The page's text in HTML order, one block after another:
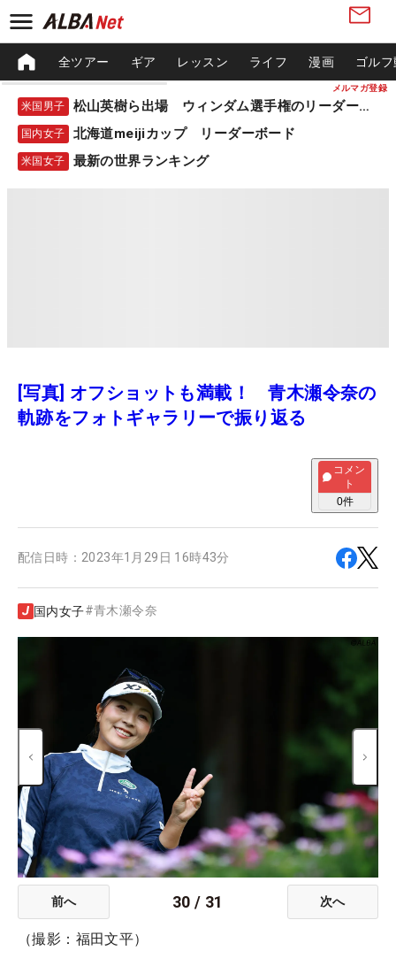
メルマガ登録
全ツアー ギア レッスン ライフ 漫画 ゴル
米国男子 松山英樹ら出場 ウィンダム選手権のリーダーボード
国内女子 北海道meijiカップ リーダーボード
米国女子 最新の世界ランキング
[写真] オフショットも満載！ 青木瀬令奈の
軌跡をフォトギャラリーで振り返る
コメン
ト
0件
配信日時： 2023年1月29日 16時43分
国内女子#青木瀬令奈
前へ 30 / 31 次へ
（撮影：福田文平）